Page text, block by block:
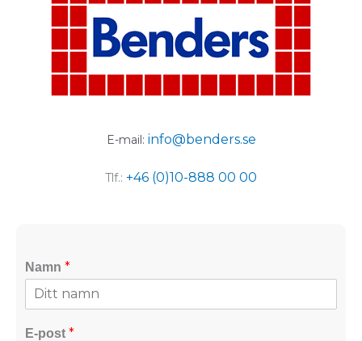
E-mail: info@benders.se
Tlf.: +46 (0)10-888 00 00
Namn *
E-post *